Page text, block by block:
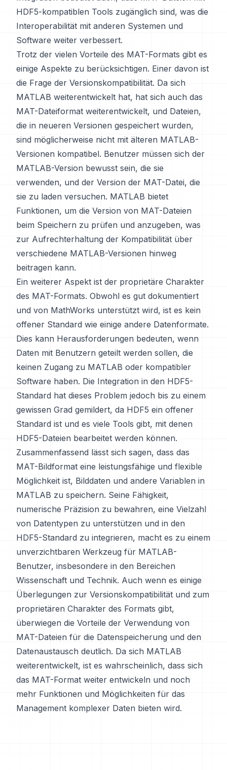
HDF5-kompatiblen Tools zugänglich sind, was die
Interoperabilität mit anderen Systemen und
Software weiter verbessert.
Trotz der vielen Vorteile des MAT-Formats gibt es
einige Aspekte zu berücksichtigen. Einer davon ist
die Frage der Versionskompatibilität. Da sich
MATLAB weiterentwickelt hat, hat sich auch das
MAT-Dateiformat weiterentwickelt, und Dateien,
die in neueren Versionen gespeichert wurden,
sind möglicherweise nicht mit älteren MATLAB-
Versionen kompatibel. Benutzer müssen sich der
MATLAB-Version bewusst sein, die sie
verwenden, und der Version der MAT-Datei, die
sie zu laden versuchen. MATLAB bietet
Funktionen, um die Version von MAT-Dateien
beim Speichern zu prüfen und anzugeben, was
zur Aufrechterhaltung der Kompatibilität über
verschiedene MATLAB-Versionen hinweg
beitragen kann.
Ein weiterer Aspekt ist der proprietäre Charakter
des MAT-Formats. Obwohl es gut dokumentiert
und von MathWorks unterstützt wird, ist es kein
offener Standard wie einige andere Datenformate.
Dies kann Herausforderungen bedeuten, wenn
Daten mit Benutzern geteilt werden sollen, die
keinen Zugang zu MATLAB oder kompatibler
Software haben. Die Integration in den HDF5-
Standard hat dieses Problem jedoch bis zu einem
gewissen Grad gemildert, da HDF5 ein offener
Standard ist und es viele Tools gibt, mit denen
HDF5-Dateien bearbeitet werden können.
Zusammenfassend lässt sich sagen, dass das
MAT-Bildformat eine leistungsfähige und flexible
Möglichkeit ist, Bilddaten und andere Variablen in
MATLAB zu speichern. Seine Fähigkeit,
numerische Präzision zu bewahren, eine Vielzahl
von Datentypen zu unterstützen und in den
HDF5-Standard zu integrieren, macht es zu einem
unverzichtbaren Werkzeug für MATLAB-
Benutzer, insbesondere in den Bereichen
Wissenschaft und Technik. Auch wenn es einige
Überlegungen zur Versionskompatibilität und zum
proprietären Charakter des Formats gibt,
überwiegen die Vorteile der Verwendung von
MAT-Dateien für die Datenspeicherung und den
Datenaustausch deutlich. Da sich MATLAB
weiterentwickelt, ist es wahrscheinlich, dass sich
das MAT-Format weiter entwickeln und noch
mehr Funktionen und Möglichkeiten für das
Management komplexer Daten bieten wird.